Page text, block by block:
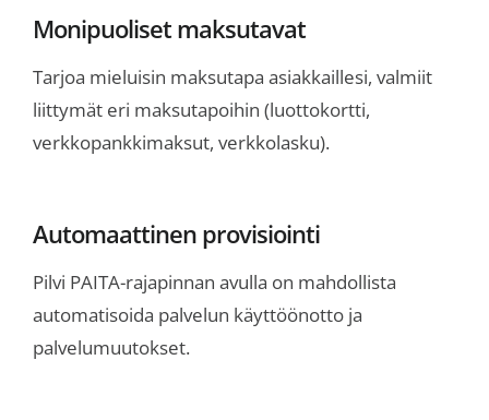
Monipuoliset maksutavat
Tarjoa mieluisin maksutapa asiakkaillesi, valmiit
liittymät eri maksutapoihin (luottokortti,
verkkopankkimaksut, verkkolasku).
Automaattinen provisiointi
Pilvi PAITA-rajapinnan avulla on mahdollista
automatisoida palvelun käyttöönotto ja
palvelumuutokset.